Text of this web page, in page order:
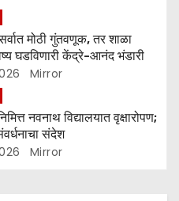
मोठी गुंतवणूक, तर शाळा
घडविणारी केंद्रे-आनंद भंडारी
Mirror
नवनाथ विद्यालयात वृक्षारोपण;
संदेश
Mirror